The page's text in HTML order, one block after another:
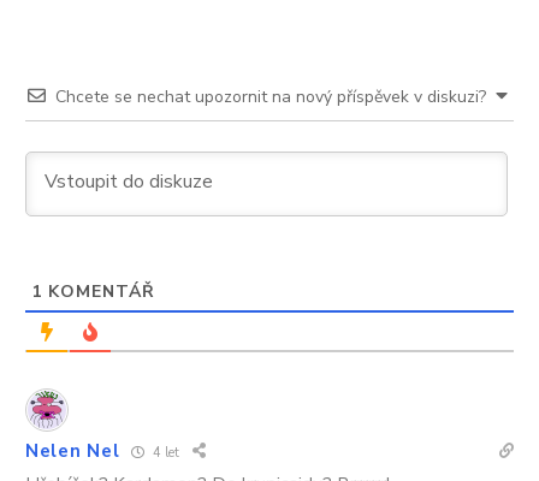
Chcete se nechat upozornit na nový příspěvek v diskuzi?
1 KOMENTÁŘ
Nelen Nel 4 let